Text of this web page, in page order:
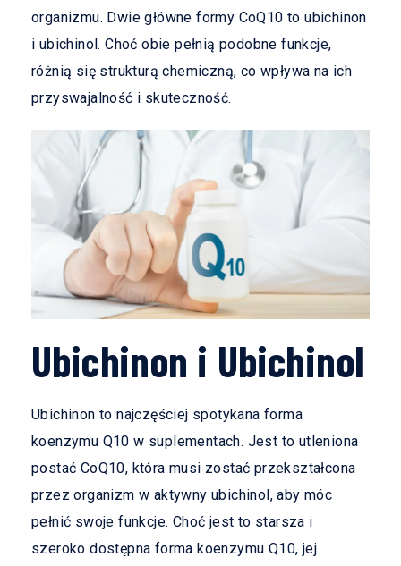
organizmu. Dwie główne formy CoQ10 to ubichinon
i ubichinol. Choć obie pełnią podobne funkcje,
różnią się strukturą chemiczną, co wpływa na ich
przyswajalność i skuteczność.
Ubichinon i Ubichinol
Ubichinon to najczęściej spotykana forma
koenzymu Q10 w suplementach. Jest to utleniona
postać CoQ10, która musi zostać przekształcona
przez organizm w aktywny ubichinol, aby móc
pełnić swoje funkcje. Choć jest to starsza i
szeroko dostępna forma koenzymu Q10, jej